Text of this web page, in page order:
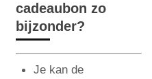
cadeaubon zo
bijzonder?
Je kan de